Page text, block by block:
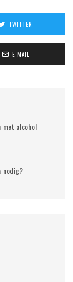
TWITTER
E-MAIL
alcohol
nodig?